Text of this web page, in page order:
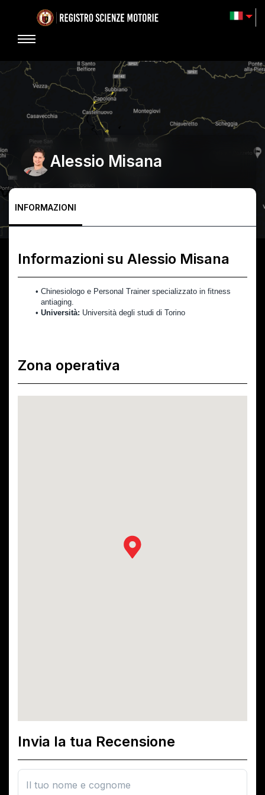
Alessio Misana
INFORMAZIONI
Informazioni su Alessio Misana
Chinesiologo e Personal Trainer specializzato in fitness
antiaging.
Università: Università degli studi di Torino
Zona operativa
Invia la tua Recensione
Il tuo nome e cognome